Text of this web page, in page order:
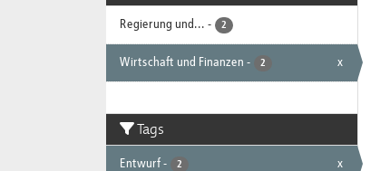
Regierung und... - 2
Wirtschaft und Finanzen - 2 x
Tags
Entwurf - 2 x